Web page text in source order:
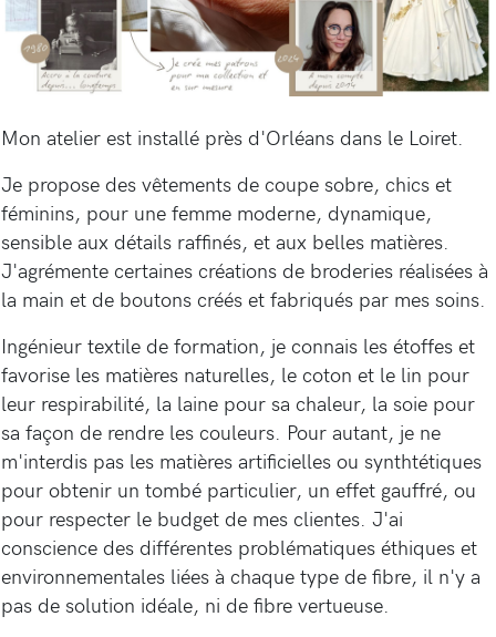
Mon atelier est installé près d'Orléans dans le Loiret.
Je propose des vêtements de coupe sobre, chics et
féminins, pour une femme moderne, dynamique,
sensible aux détails raffinés, et aux belles matières.
J'agrémente certaines créations de broderies réalisées à
la main et de boutons créés et fabriqués par mes soins.
Ingénieur textile de formation, je connais les étoffes et
favorise les matières naturelles, le coton et le lin pour
leur respirabilité, la laine pour sa chaleur, la soie pour
sa façon de rendre les couleurs. Pour autant, je ne
m'interdis pas les matières artificielles ou synthtétiques
pour obtenir un tombé particulier, un effet gauffré, ou
pour respecter le budget de mes clientes. J'ai
conscience des différentes problématiques éthiques et
environnementales liées à chaque type de fibre, il n'y a
pas de solution idéale, ni de fibre vertueuse.